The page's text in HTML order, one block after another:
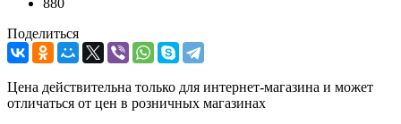
Поделиться
Цена действительна только для интернет-магазина и может
отличаться от цен в розничных магазинах